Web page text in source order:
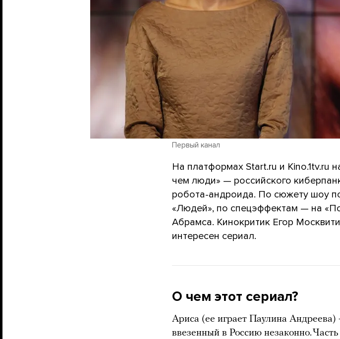
Первый канал
На платформах Start.ru и Kino.1tv.ru
чем люди» — российского
робота-андроида. По сюжету шоу
«Людей», по спецэффектам — на
Абрамса. Кинокритик Егор
интересен сериал.
О чем этот сериал?
Ариса (ее играет Паулина
ввезенный в Россию незаконно.